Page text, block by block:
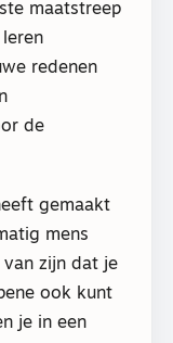
maatstreep
redenen
de
gemaakt
mens
zijn dat je
ook kunt
je in een